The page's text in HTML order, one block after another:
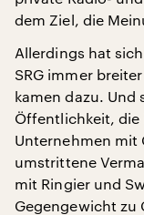
dem Ziel, die
Allerdings hat
SRG immer
kamen dazu. Und
Öffentlichkeit, die
Unternehmen mit
umstrittene
mit Ringier und
Gegengewicht zu